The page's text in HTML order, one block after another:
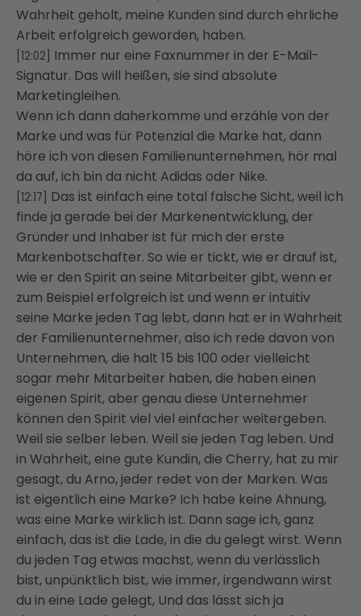
Wahrheit geholt, meine Kunden sind durch ehrliche
Arbeit erfolgreich geworden, haben.
[12:02]
Immer nur eine Faxnummer in der E-Mail-
Signatur. Das will heißen, sie sind absolute
Marketingleihen.
Wenn ich dann daherkomme und erzähle von der
Marke und was für Potenzial die Marke hat, dann
höre ich von diesen Familienunternehmen, hör mal
da auf, ich bin da nicht Adidas oder Nike.
[12:17]
Das ist einfach eine total falsche Sicht, weil ich
finde ja gerade bei der Markenentwicklung, der
Gründer und Inhaber ist für mich der erste
Markenbotschafter. So wie er tickt,wie er drauf ist,
wie er den Spirit an seine Mitarbeiter gibt, wenn er
zum Beispiel erfolgreich ist und wenn er intuitiv
seine Marke jeden Tag lebt, dann hat er in Wahrheit
der Familienunternehmer, also ich rede davon von
Unternehmen, die halt 15 bis 100 oder vielleicht
sogar mehr Mitarbeiter haben, die haben einen
eigenen Spirit, aber genau diese Unternehmer
können den Spirit viel viel einfacher weitergeben.
Weil sie selber leben. Weil sie jeden Tag leben. Und
in Wahrheit, eine gute Kundin, die Cherry, hat zu mir
gesagt, du Arno, jeder redet von der Marken. Was
ist eigentlich eine Marke? Ich habe keine Ahnung,
was eine Marke wirklich ist. Dann sage ich, ganz
einfach, das ist die Lade, in die du gelegt wirst. Wenn
du jeden Tag etwas machst,wenn du verlässlich
bist, unpünktlich bist, wie immer, irgendwann wirst
du in eine Lade gelegt, Und das lässt sich ja